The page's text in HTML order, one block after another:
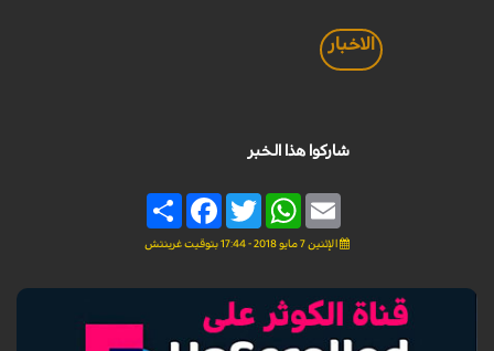
الاخبار
شاركوا هذا الخبر
Share
FacebookTwitter
WhatsAppEmail
الإثنين 7 مايو 2018 - 17:44 بتوقيت غرينتش